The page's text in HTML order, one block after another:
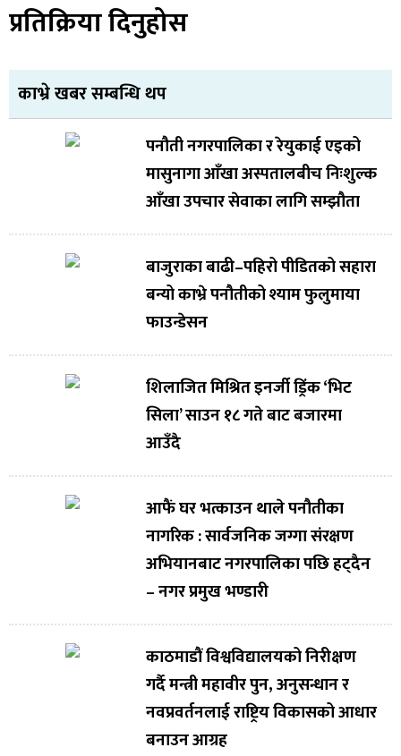
प्रतिक्रिया दिनुहोस
काभ्रे खबर सम्बन्धि थप
पनौती नगरपालिका र रेयुकाई एइको
मासुनागा आँखा अस्पतालबीच निःशुल्क
आँखा उपचार सेवाका लागि सम्झौता
बाजुराका बाढी–पहिरो पीडितको सहारा
बन्यो काभ्रे पनौतीको श्याम फुलुमाया
फाउन्डेसन
शिलाजित मिश्रित इनर्जी ड्रिंक ‘भिट
सिला’ साउन १८ गते बाट बजारमा
आउँदै
आफैं घर भत्काउन थाले पनौतीका
नागरिक : सार्वजनिक जग्गा संरक्षण
अभियानबाट नगरपालिका पछि हट्दैन
– नगर प्रमुख भण्डारी
काठमाडौं विश्वविद्यालयको निरीक्षण
गर्दै मन्त्री महावीर पुन, अनुसन्धान र
नवप्रवर्तनलाई राष्ट्रिय विकासको आधार
बनाउन आग्रह